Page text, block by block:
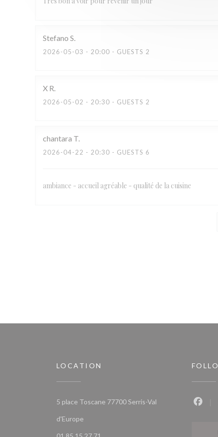
Stefano S
2026-05-03 - 20:00 - GUESTS 2
X R
2026-05-02 - 20:30 - GUESTS 2
chantara T
2026-04-22 - 20:30 - GUESTS 6
ambiance - accueil agréable - qualité de la cuisine
LOCATION
5 place Toscane 77700 Serris-Val
d'Europe((opens in a new window))